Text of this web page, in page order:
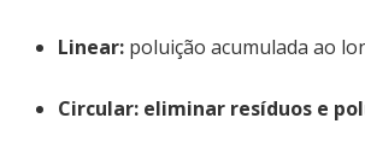
Linear: poluição acumulada ao
Circular: eliminar resíduos e